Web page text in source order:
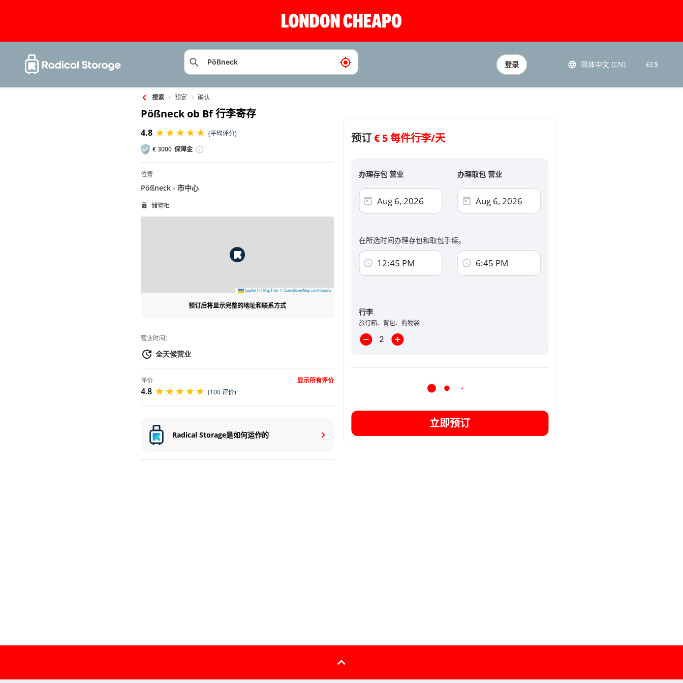
登录 简体中文 (CN) €£$
搜索 预定 确认
Pößneck ob Bf 行李寄存
4.8
(平均评分)
€3000 保障金
位置
Pößneck - 市中心
储物柜
Leaflet|© MapTiler© OpenStreetMap contributors
预订后将显示完整的地址和联系方式
营业时间：
全天候营业
评价 显示所有评价
4.8 (100 评价)
Radical Storage是如何运作的
预订 € 5 每件行李/天
办理存包 营业 办理取包 营业
在所选时间办理存包和取包手续。
12:45 PM 6:45 PM
行李
旅行箱、背包、购物袋
办理取包 营业
信用卡
Visa, Mastercard, AMEX
点击此页面中的支付按钮，即表示您同意 条款和条件
我同意接收新服务和促销内容的电子邮件。
立即预订